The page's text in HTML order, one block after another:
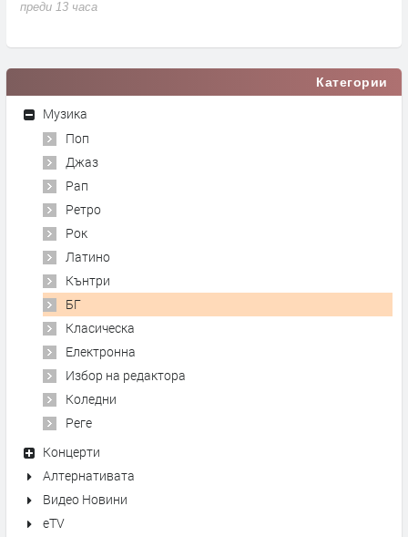
преди 13 часа
Категории
Музика
Поп
Джаз
Рап
Ретро
Рок
Латино
Кънтри
БГ
Класическа
Електронна
Избор на редактора
Коледни
Реге
Концерти
Алтернативата
Видео Новини
eTV